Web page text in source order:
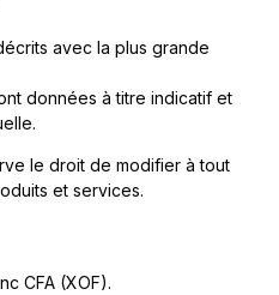
avec la plus grande
données à titre indicatif et
le droit de modifier à tout
et services.
CFA (XOF).